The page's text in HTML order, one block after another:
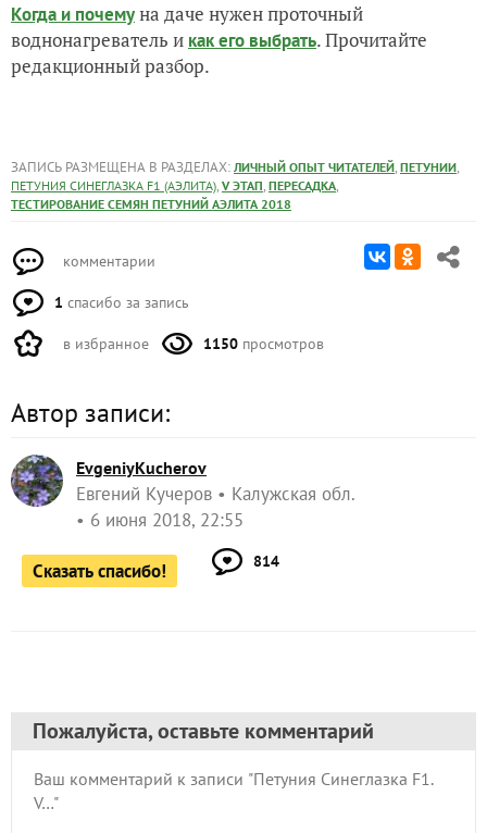
Когда и почемуна даче нужен проточный
воднонагреватель и как его выбрать. Прочитайте
редакционный разбор.
ЗАПИСЬ РАЗМЕЩЕНА В РАЗДЕЛАХ: ЛИЧНЫЙ ОПЫТ ЧИТАТЕЛЕЙ, ПЕТУНИИ,
ПЕТУНИЯ СИНЕГЛАЗКА F1 (АЭЛИТА), V ЭТАП, ПЕРЕСАДКА,
ТЕСТИРОВАНИЕ СЕМЯН ПЕТУНИЙ АЭЛИТА 2018
комментарии
1 спасибо за запись
в избранное 1150 просмотров
Автор записи:
EvgeniyKucherov
Евгений Кучеров
Калужская обл.
6 июня 2018, 22:55
Сказать спасибо! 814
Пожалуйста, оставьте комментарий